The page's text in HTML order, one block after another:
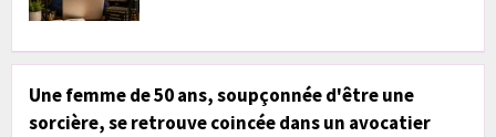
Une femme de 50 ans, soupçonnée d'être une
sorcière, se retrouve coincée dans un avocatier